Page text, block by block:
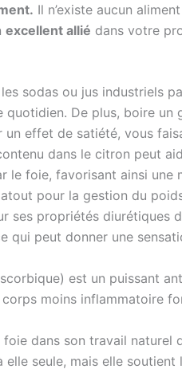
Il n’existe aucun
excellent allié dans votre
sodas ou jus industriels
De plus, boire un
effet de satiété, vous
dans le citron peut
foie, favorisant ainsi une
pour la gestion du
ses propriétés diurétiques
qui peut donner une
est un puissant
moins inflammatoire
foie dans son travail naturel
seule, mais elle soutient